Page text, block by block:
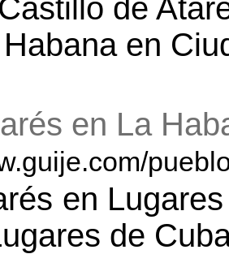
de
en
en La
en
de